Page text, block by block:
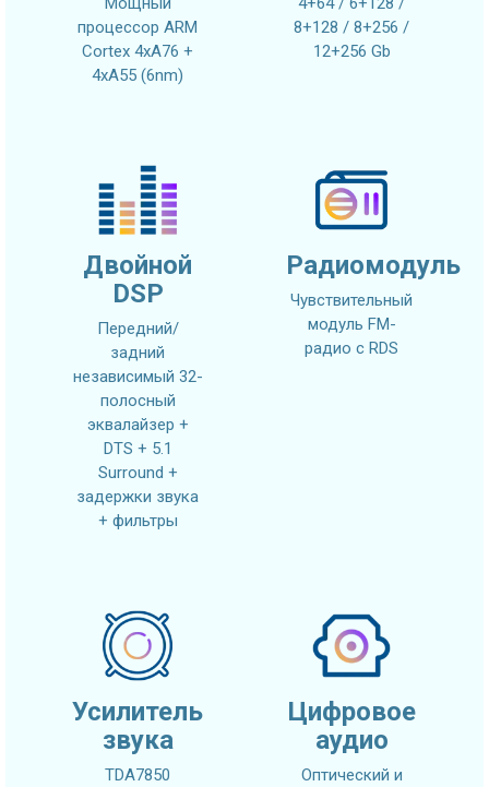
процессор ARM
Cortex 4xA76 +
4xA55 (6nm)
8+128 / 8+256 /
12+256 Gb
Двойной
DSP
Передний/
задний
независимый 32-
полосный
эквалайзер +
DTS + 5.1
Surround +
задержки звука
+ фильтры
Радиомодуль
Чувствительный
модуль FM-
радио с RDS
Усилитель
звука
TDA7850
Цифровое
аудио
Оптический и